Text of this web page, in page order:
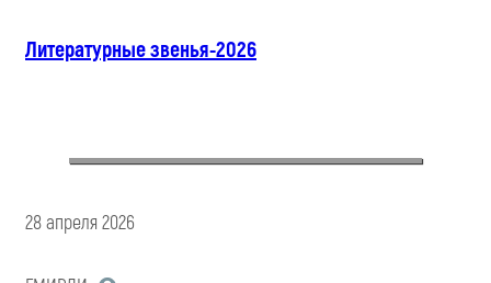
Литературные звенья-2026
28 апреля 2026